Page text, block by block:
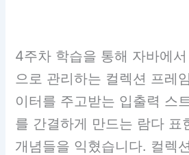
4주차 학습을 통해 자바에
으로 관리하는 컬렉션 프레
이터를 주고받는 입출력 스
를 간결하게 만드는 람다 표
개념들을 익혔습니다. 컬렉